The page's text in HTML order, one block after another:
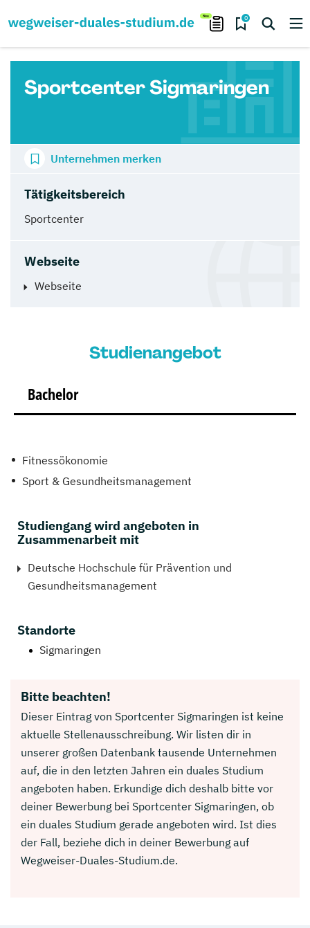
0
Sportcenter Sigmaringen
Tätigkeitsbereich
Sportcenter
Webseite
Webseite
Unternehmen merken
Studienangebot
Bachelor
Fitnessökonomie
Sport & Gesundheitsmanagement
Studiengang wird angeboten in
Zusammenarbeit mit
Deutsche Hochschule für Prävention und
Gesundheitsmanagement
Standorte
Sigmaringen
Bitte beachten!
Dieser Eintrag von Sportcenter Sigmaringen ist keine
aktuelle Stellenausschreibung. Wir listen dir in
unserer großen Datenbank tausende Unternehmen
auf, die in den letzten Jahren ein duales Studium
angeboten haben. Erkundige dich deshalb bitte vor
deiner Bewerbung bei Sportcenter Sigmaringen, ob
ein duales Studium gerade angeboten wird. Ist dies
der Fall, beziehe dich in deiner Bewerbung auf
Wegweiser-Duales-Studium.de.